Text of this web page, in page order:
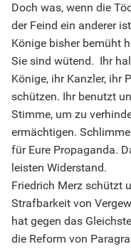
Doch was, wenn die
der Feind ein anderer
Könige bisher bemüht
Sie sind wütend. Ihr
Könige, ihr Kanzler, ihr
schützen. Ihr benutzt
Stimme, um zu
ermächtigen.
für Eure Propaganda.
leisten Widerstand.
Friedrich Merz schützt
Strafbarkeit von
hat gegen das
die Reform von